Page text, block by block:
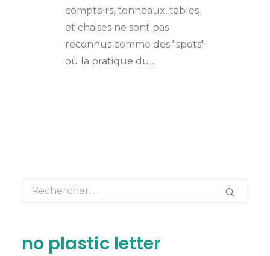
comptoirs, tonneaux, tables
et chaises ne sont pas
reconnus comme des "spots"
où la pratique du…
no plastic letter